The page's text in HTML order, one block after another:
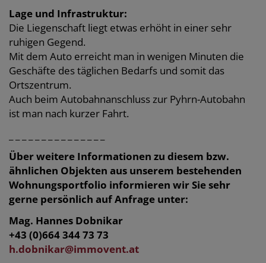
Lage und Infrastruktur:
Die Liegenschaft liegt etwas erhöht in einer sehr
ruhigen Gegend.
Mit dem Auto erreicht man in wenigen Minuten die
Geschäfte des täglichen Bedarfs und somit das
Ortszentrum.
Auch beim Autobahnanschluss zur Pyhrn-Autobahn
ist man nach kurzer Fahrt.
Über weitere Informationen zu diesem bzw.
ähnlichen Objekten aus unserem bestehenden
Wohnungsportfolio informieren wir Sie sehr
gerne persönlich auf Anfrage unter:
Mag. Hannes Dobnikar
+43 (0)664 344 73 73
h.dobnikar@immovent.at